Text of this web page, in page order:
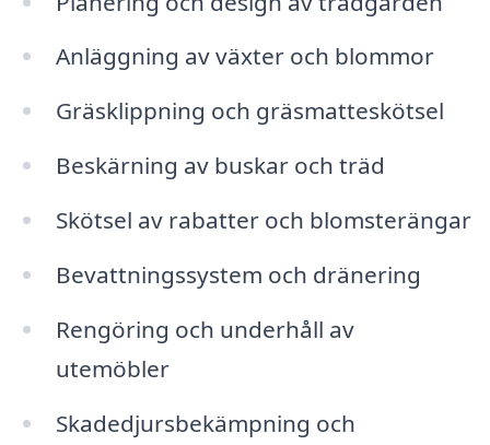
Anläggning av växter och blommor
Gräsklippning och gräsmatteskötsel
Beskärning av buskar och träd
Skötsel av rabatter och blomsterängar
Bevattningssystem och dränering
Rengöring och underhåll av
utemöbler
Skadedjursbekämpning och